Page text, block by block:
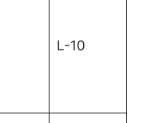
L-10